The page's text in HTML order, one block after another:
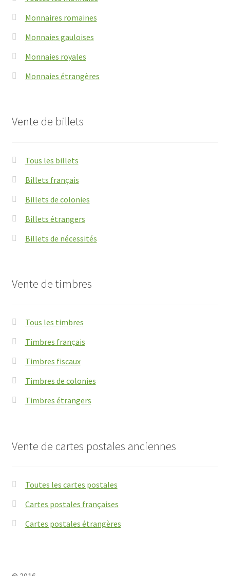
Monnaires romaines
Monnaies gauloises
Monnaies royales
Monnaies étrangères
Vente de billets
Tous les billets
Billets français
Billets de colonies
Billets étrangers
Billets de nécessités
Vente de timbres
Tous les timbres
Timbres français
Timbres fiscaux
Timbres de colonies
Timbres étrangers
Vente de cartes postales anciennes
Toutes les cartes postales
Cartes postales françaises
Cartes postales étrangères